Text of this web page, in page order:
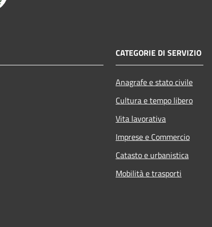
CATEGORIE DI SERVIZIO
Anagrafe e stato civile
Cultura e tempo libero
Vita lavorativa
Imprese e Commercio
Catasto e urbanistica
Mobilità e trasporti